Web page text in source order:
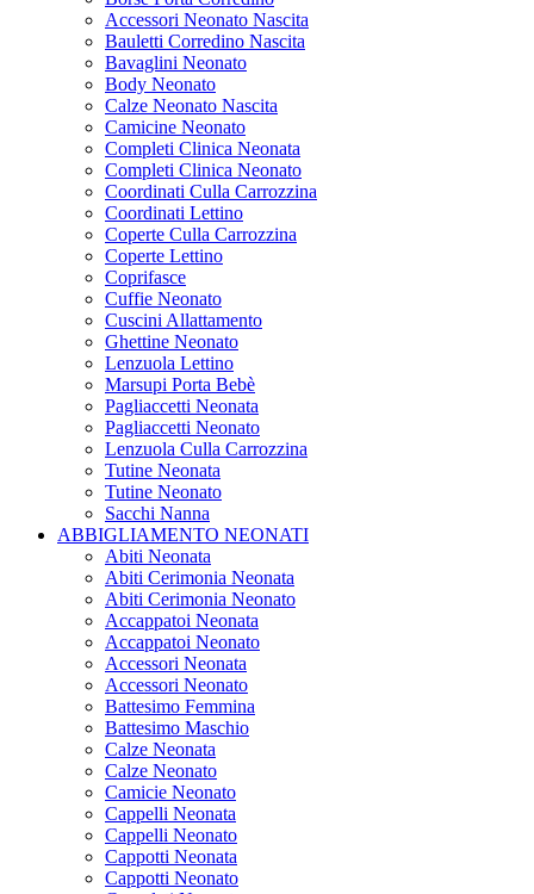
Accessori Neonato Nascita
Bauletti Corredino Nascita
Bavaglini Neonato
Body Neonato
Calze Neonato Nascita
Camicine Neonato
Completi Clinica Neonata
Completi Clinica Neonato
Coordinati Culla Carrozzina
Coordinati Lettino
Coperte Culla Carrozzina
Coperte Lettino
Coprifasce
Cuffie Neonato
Cuscini Allattamento
Ghettine Neonato
Lenzuola Lettino
Marsupi Porta Bebè
Pagliaccetti Neonata
Pagliaccetti Neonato
Lenzuola Culla Carrozzina
Tutine Neonata
Tutine Neonato
Sacchi Nanna
ABBIGLIAMENTO NEONATI
Abiti Neonata
Abiti Cerimonia Neonata
Abiti Cerimonia Neonato
Accappatoi Neonata
Accappatoi Neonato
Accessori Neonata
Accessori Neonato
Battesimo Femmina
Battesimo Maschio
Calze Neonata
Calze Neonato
Camicie Neonato
Cappelli Neonata
Cappelli Neonato
Cappotti Neonata
Cappotti Neonato